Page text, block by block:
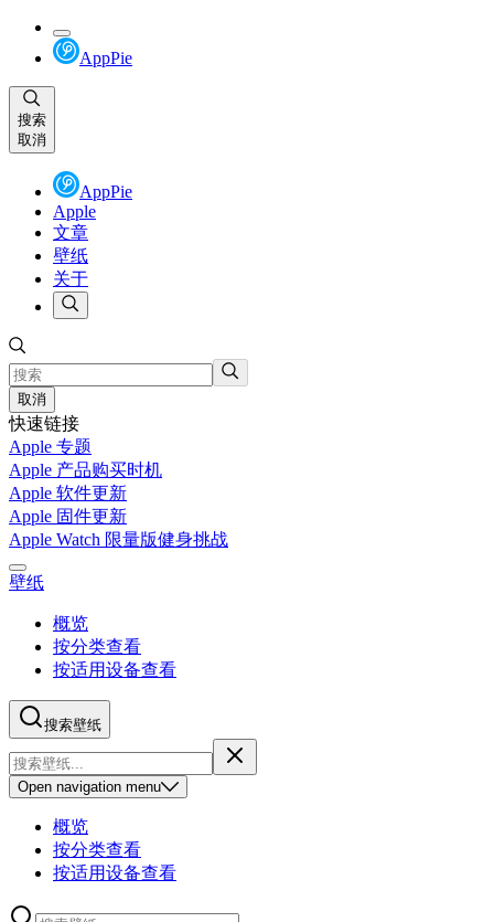
AppPie
搜索
取消
AppPie
Apple
文章
壁纸
关于
取消
快速链接
Apple 专题
Apple 产品购买时机
Apple 软件更新
Apple 固件更新
Apple Watch 限量版健身挑战
壁纸
概览
按分类查看
按适用设备查看
搜索壁纸
Open navigation menu
概览
按分类查看
按适用设备查看